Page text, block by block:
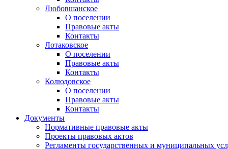
Любовшанское
О поселении
Правовые акты
Контакты
Лотаковское
О поселении
Правовые акты
Контакты
Колюдовское
О поселении
Правовые акты
Контакты
Документы
Нормативные правовые акты
Проекты правовых актов
Регламенты государственных и муниципальных